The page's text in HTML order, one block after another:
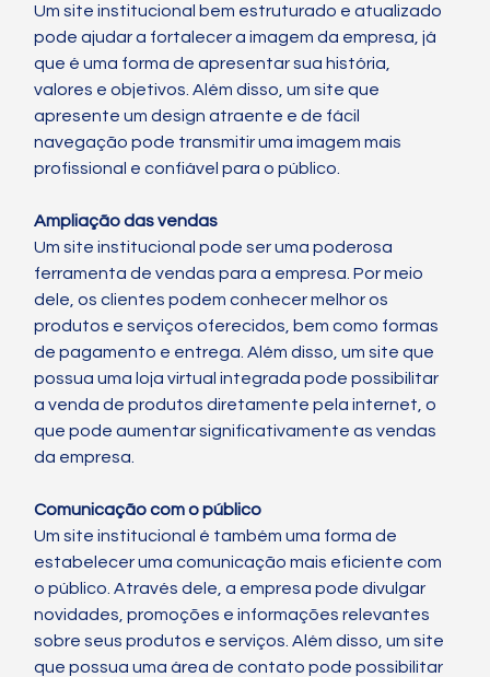
Um site institucional bem estruturado e atualizado
pode ajudar a fortalecer a imagem da empresa, já
que é uma forma de apresentar sua história,
valores e objetivos. Além disso, um site que
apresente um design atraente e de fácil
navegação pode transmitir uma imagem mais
profissional e confiável para o público.
Ampliação das vendas
Um site institucional pode ser uma poderosa
ferramenta de vendas para a empresa. Por meio
dele, os clientes podem conhecer melhor os
produtos e serviços oferecidos, bem como formas
de pagamento e entrega. Além disso, um site que
possua uma loja virtual integrada pode possibilitar
a venda de produtos diretamente pela internet, o
que pode aumentar significativamente as vendas
da empresa.
Comunicação com o público
Um site institucional é também uma forma de
estabelecer uma comunicação mais eficiente com
o público. Através dele, a empresa pode divulgar
novidades, promoções e informações relevantes
sobre seus produtos e serviços. Além disso, um site
que possua uma área de contato pode possibilitar